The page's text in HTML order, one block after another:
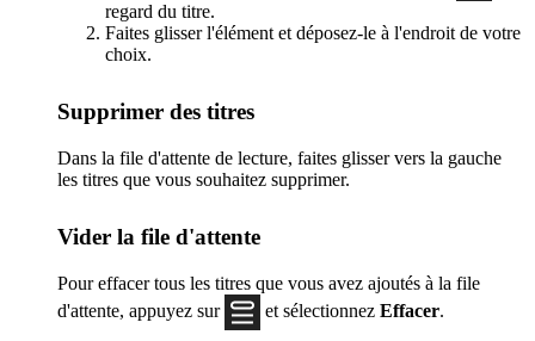
regard du titre.
Faites glisser l'élément et déposez-le à l'endroit de votre
choix.
Supprimer des titres
Dans la file d'attente de lecture, faites glisser vers la gauche
les titres que vous souhaitez supprimer.
Vider la file d'attente
Pour effacer tous les titres que vous avez ajoutés à la file
d'attente, appuyez sur
et sélectionnez Effacer.